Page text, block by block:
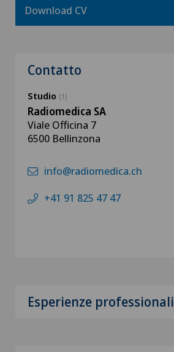
Download CV
Contatto
Studio (1)
Radiomedica SA
Viale Officina 7
6500 Bellinzona
info@radiomedica.ch
+41 91 825 47 47
Esperienze professionali